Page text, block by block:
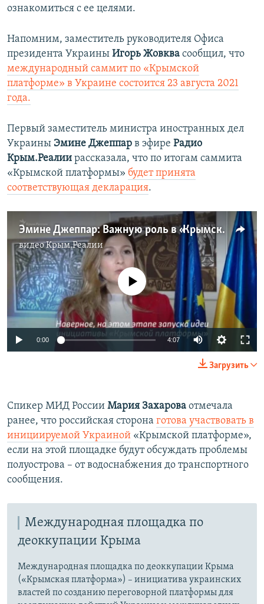
ознакомиться с ее целями.
Напомним, заместитель руководителя Офиса
президента Украины Игорь Жовква сообщил, что
международный саммит по «Крымской
платформе» в Украине состоится 23 августа 2021
года.
Первый заместитель министра иностранных дел
Украины Эмине Джеппар в эфире Радио
Крым.Реалии рассказала, что по итогам саммита
«Крымской платформы» будет принята
соответствующая декларация.
Эмине Джеппар: Важную роль в «Крымской платформе» должен сыграть Меджлис (видео)
видеоКрым.Реалии
720p 1080p
No media source currently available
0:00 4:07 Auto
240p
720p
1080p
Загрузить
Спикер МИД России Мария Захарова отмечала
ранее, что российская сторона готова участвовать в
инициируемой Украиной «Крымской платформе»,
если на этой площадке будут обсуждать проблемы
полуострова – от водоснабжения до транспортного
сообщения.
Международная площадка по
деоккупации Крыма
Международная площадка по деоккупации Крыма
(«Крымская платформа») – инициатива украинских
властей по созданию переговорной платформы для